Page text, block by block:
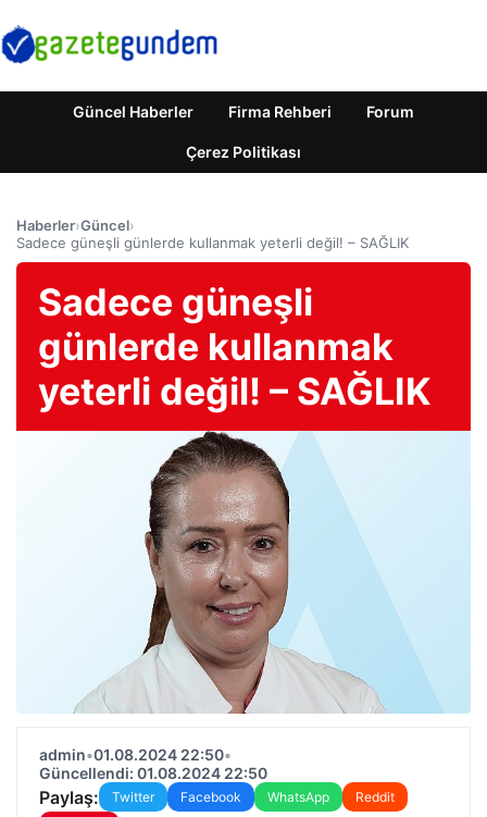
Güncel Haberler Firma Rehberi Forum
Çerez Politikası
Haberler›Güncel›
Sadece güneşli günlerde kullanmak yeterli değil! – SAĞLIK
Sadece güneşli
günlerde kullanmak
yeterli değil! – SAĞLIK
admin•01.08.2024 22:50•
Güncellendi: 01.08.2024 22:50
Paylaş: Twitter Facebook WhatsApp
Reddit